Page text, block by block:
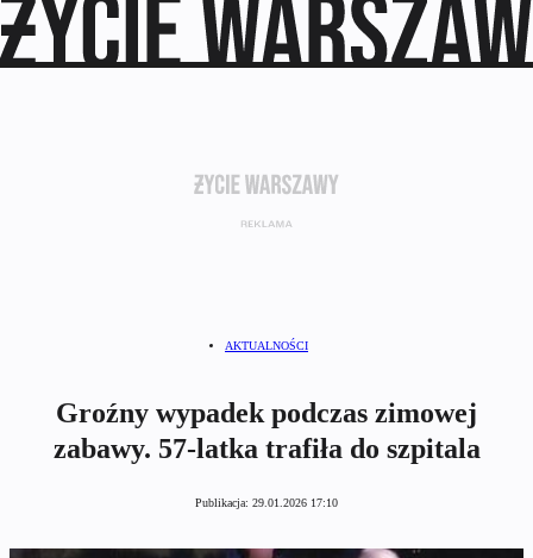
AKTUALNOŚCI
Groźny wypadek podczas zimowej
zabawy. 57-latka trafiła do szpitala
Publikacja: 29.01.2026 17:10